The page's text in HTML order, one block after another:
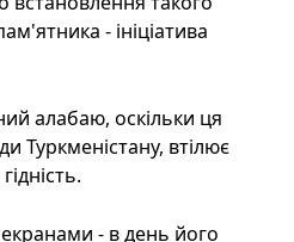
- ініціатива
алабаю, оскільки ця
Туркменістану, втілює
- в день його